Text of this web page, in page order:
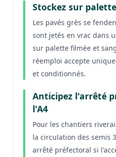
Stockez sur
Les pavés grès se
sont jetés en vrac dans
sur palette filmée et
réemploi accepte
et conditionnés.
Anticipez l'arrêté
l'A4
Pour les chantiers
la circulation des semis
arrêté préfectoral si